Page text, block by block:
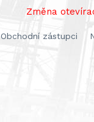
Změna
Obchodní zástupci